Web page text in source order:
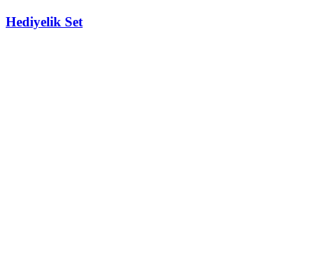
Hediyelik Set